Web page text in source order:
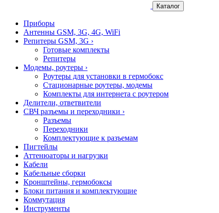
Каталог
Приборы
Антенны GSM, 3G, 4G, WiFi
Репитеры GSM, 3G ›
Готовые комплекты
Репитеры
Модемы, роутеры ›
Роутеры для установки в гермобокс
Стационарные роутеры, модемы
Комплекты для интернета с роутером
Делители, ответвители
СВЧ разъемы и переходники ›
Разъемы
Переходники
Комплектующие к разъемам
Пигтейлы
Аттенюаторы и нагрузки
Кабели
Кабельные сборки
Кронштейны, гермобоксы
Блоки питания и комплектующие
Коммутация
Инструменты